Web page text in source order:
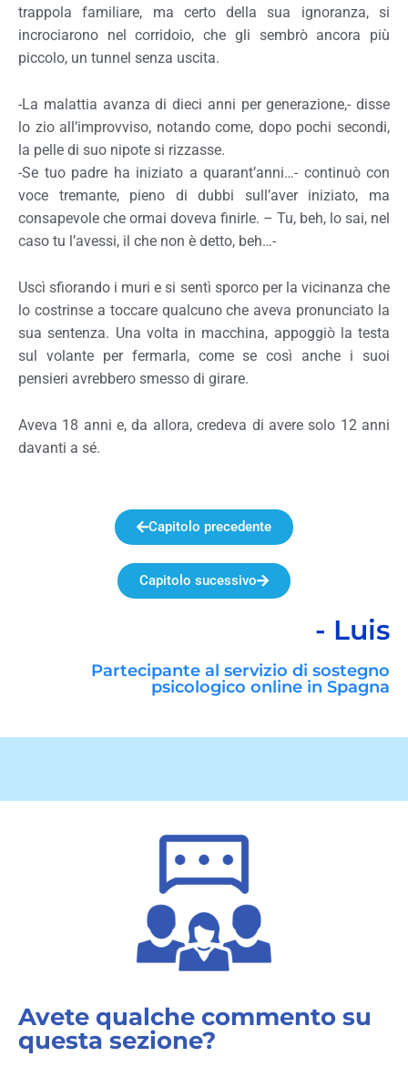
trappola familiare, ma certo della sua ignoranza, si
incrociarono nel corridoio, che gli sembrò ancora più
piccolo, un tunnel senza uscita.
-La malattia avanza di dieci anni per generazione,- disse
lo zio all’improvviso, notando come, dopo pochi secondi,
la pelle di suo nipote si rizzasse.
-Se tuo padre ha iniziato a quarant’anni…- continuò con
voce tremante, pieno di dubbi sull’aver iniziato, ma
consapevole che ormai doveva finirle. – Tu, beh, lo sai, nel
caso tu l’avessi, il che non è detto, beh…-
Uscì sfiorando i muri e si sentì sporco per la vicinanza che
lo costrinse a toccare qualcuno che aveva pronunciato la
sua sentenza. Una volta in macchina, appoggiò la testa
sul volante per fermarla, come se così anche i suoi
pensieri avrebbero smesso di girare.
Aveva 18 anni e, da allora, credeva di avere solo 12 anni
davanti a sé.
Capitolo precedente
Capitolo sucessivo
- Luis
Partecipante al servizio di sostegno
psicologico online in Spagna
Avete qualche commento su
questa sezione?